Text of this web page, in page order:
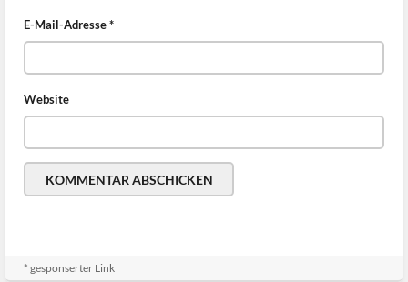
E-Mail-Adresse*
Website
* gesponserter Link